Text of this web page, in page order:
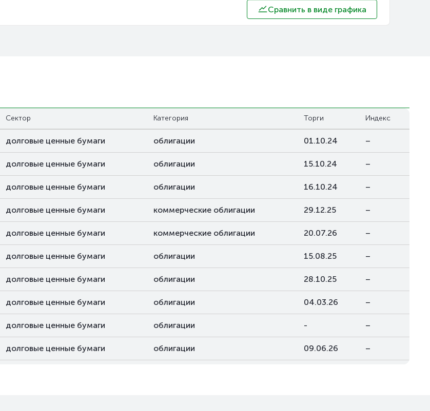
Сравнить в виде графика
Сектор Категория Торги Индекс
долговые ценные бумаги облигации 01.10.24 –
долговые ценные бумаги облигации 15.10.24 –
долговые ценные бумаги облигации 16.10.24 –
долговые ценные бумаги коммерческие облигации 29.12.25 –
долговые ценные бумаги коммерческие облигации 20.07.26 –
долговые ценные бумаги облигации 15.08.25 –
долговые ценные бумаги облигации 28.10.25 –
долговые ценные бумаги облигации 04.03.26 –
долговые ценные бумаги облигации - –
долговые ценные бумаги облигации 09.06.26 –